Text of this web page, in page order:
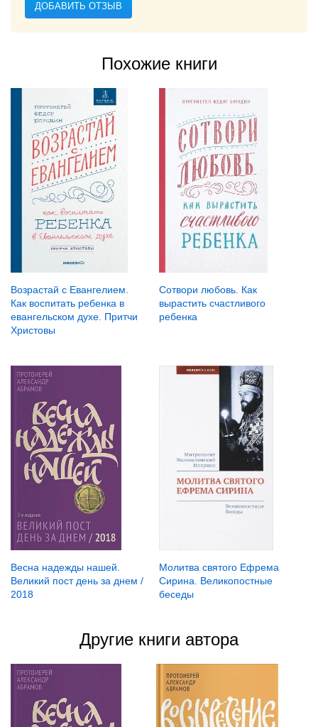
ДОБАВИТЬ ОТЗЫВ
Похожие книги
Возрастай с Евангелием.
Как воспитать ребенка в
евангельском духе. Притчи
Христовы
Сотвори любовь. Как
вырастить счастливого
ребенка
Весна надежды нашей.
Великий пост день за днем /
2018
Молитва святого Ефрема
Сирина. Великопостные
беседы
Другие книги автора